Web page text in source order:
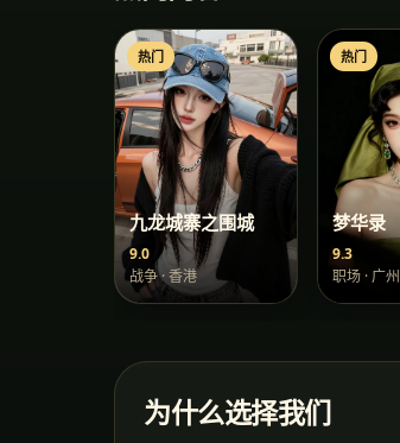
热门
九龙城寨之围城
9.0
战争·香港
热门
梦华录
9.3
职场 · 广州
为什么选择我们